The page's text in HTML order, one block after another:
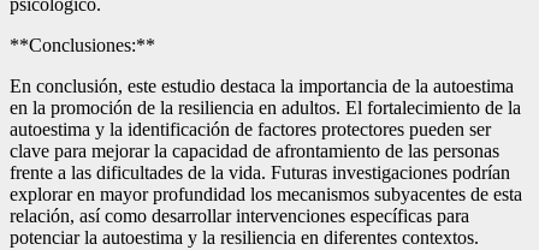
psicológico.
**Conclusiones:**
En conclusión, este estudio destaca la importancia de la autoestima
en la promoción de la resiliencia en adultos. El fortalecimiento de la
autoestima y la identificación de factores protectores pueden ser
clave para mejorar la capacidad de afrontamiento de las personas
frente a las dificultades de la vida. Futuras investigaciones podrían
explorar en mayor profundidad los mecanismos subyacentes de esta
relación, así como desarrollar intervenciones específicas para
potenciar la autoestima y la resiliencia en diferentes contextos.